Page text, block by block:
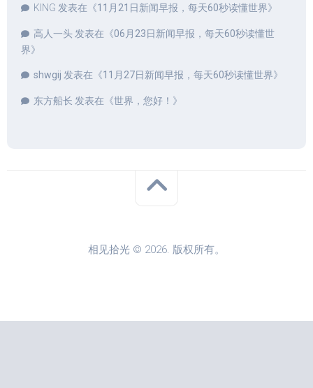
KING 发表在《11月21日新闻早报，每天60秒读懂世界》
高人一头发表在《06月23日新闻早报，每天60秒读懂世
界》
shwgij 发表在《11月27日新闻早报，每天60秒读懂世界》
东方船长 发表在《世界，您好！ 》
相见拾光 © 2026. 版权所有。